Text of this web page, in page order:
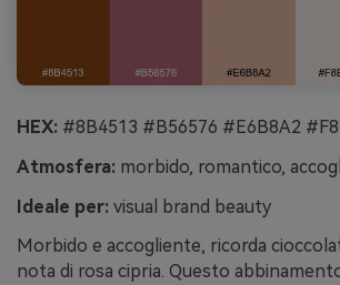
HEX: #8B4513 #B56576 #E6B8A2
Atmosfera: morbido, romantico,
Ideale per: visual brand beauty
Morbido e accogliente, ricorda
nota di rosa cipria. Questo